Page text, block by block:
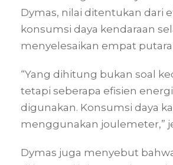
Dymas, nilai ditentukan dari
konsumsi daya kendaraan
menyelesaikan empat
“Yang dihitung bukan soal
tetapi seberapa efisien
digunakan. Konsumsi daya
menggunakan joulemeter,”
Dymas juga menyebut